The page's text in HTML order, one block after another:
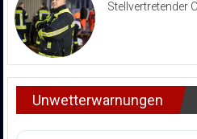
Stellvertretender
Unwetterwarnungen